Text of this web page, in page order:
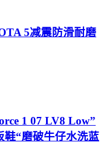
5减震防滑耐磨
1 07 LV8 Low”
“磨破牛仔水洗蓝